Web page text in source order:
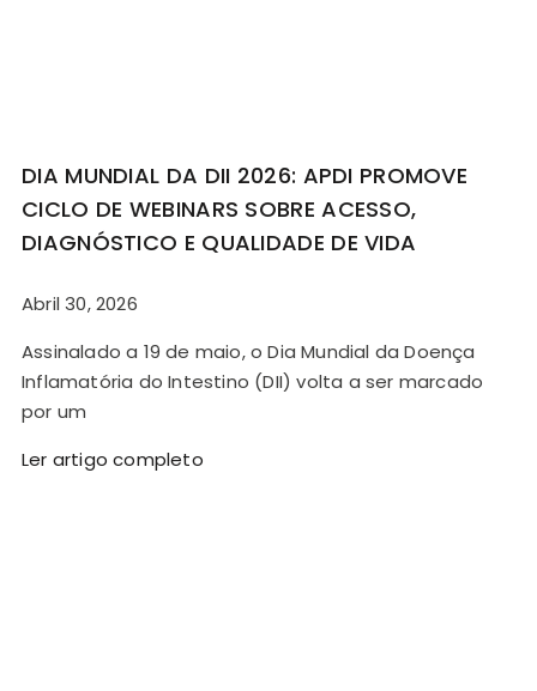
DIA MUNDIAL DA DII 2026: APDI PROMOVE
CICLO DE WEBINARS SOBRE ACESSO,
DIAGNÓSTICO E QUALIDADE DE VIDA
Abril 30, 2026
Assinalado a 19 de maio, o Dia Mundial da Doença
Inflamatória do Intestino (DII) volta a ser marcado
por um
Ler artigo completo